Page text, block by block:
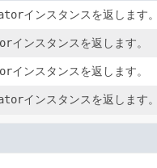
インスタンスを返します。
インスタンスを返します。
インスタンスを返します。
インスタンスを返します。